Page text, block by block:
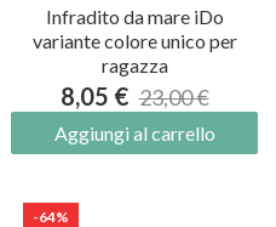
Infradito da mare iDo
variante colore unico per
ragazza
8,05 € 23,00 €
Aggiungi al carrello
-64%